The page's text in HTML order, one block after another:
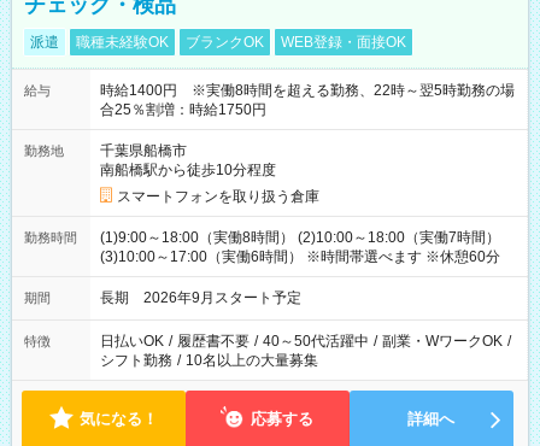
チェック・検品
派遣 職種未経験OK ブランクOK WEB登録・面接OK
給与
時給1400円 ※実働8時間を超える勤務、22時～翌5時勤務の場
合25％割増：時給1750円
勤務地
千葉県船橋市
南船橋駅から徒歩10分程度
スマートフォンを取り扱う倉庫
勤務時間
(1)9:00～18:00（実働8時間） (2)10:00～18:00（実働7時間）
(3)10:00～17:00（実働6時間） ※時間帯選べます ※休憩60分
期間 長期 2026年9月スタート予定
特徴 日払いOK / 履歴書不要 / 40～50代活躍中 / 副業・WワークOK /
シフト勤務 / 10名以上の大量募集
気になる！ 応募する 詳細へ